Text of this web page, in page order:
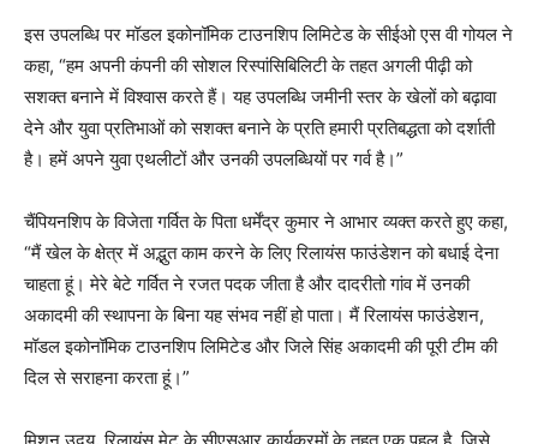
इस उपलब्धि पर मॉडल इकोनॉमिक टाउनशिप लिमिटेड के सीईओ एस वी गोयल ने
कहा, “हम अपनी कंपनी की सोशल रिस्पांसिबिलिटी के तहत अगली पीढ़ी को
सशक्त बनाने में विश्वास करते हैं। यह उपलब्धि जमीनी स्तर के खेलों को बढ़ावा
देने और युवा प्रतिभाओं को सशक्त बनाने के प्रति हमारी प्रतिबद्धता को दर्शाती
है। हमें अपने युवा एथलीटों और उनकी उपलब्धियों पर गर्व है।”
चैंपियनशिप के विजेता गर्वित के पिता धर्मेंद्र कुमार ने आभार व्यक्त करते हुए कहा,
“मैं खेल के क्षेत्र में अद्भुत काम करने के लिए रिलायंस फाउंडेशन को बधाई देना
चाहता हूं। मेरे बेटे गर्वित ने रजत पदक जीता है और दादरीतो गांव में उनकी
अकादमी की स्थापना के बिना यह संभव नहीं हो पाता। मैं रिलायंस फाउंडेशन,
मॉडल इकोनॉमिक टाउनशिप लिमिटेड और जिले सिंह अकादमी की पूरी टीम की
दिल से सराहना करता हूं।”